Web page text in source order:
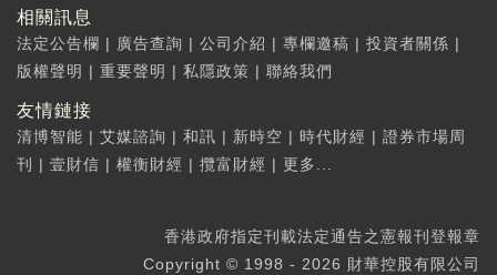
相關訊息
法定公告欄 | 廣告查詢 | 公司介紹 | 專欄邀稿 | 投資者關係 |
版權聲明 | 重要聲明 | 私隱政策 | 聯絡我們
友情鏈接
清博智能 | 艾媒諮詢 | 和訊 | 新時空 | 時代財經 | 證券市場周
刊
| 壹財信 | 權衡財經 | 攬富財經 | 更多...
香港政府指定刊載法定通告之憲報刊登報章
Copyright © 1998 - 2026 財華控股有限公司